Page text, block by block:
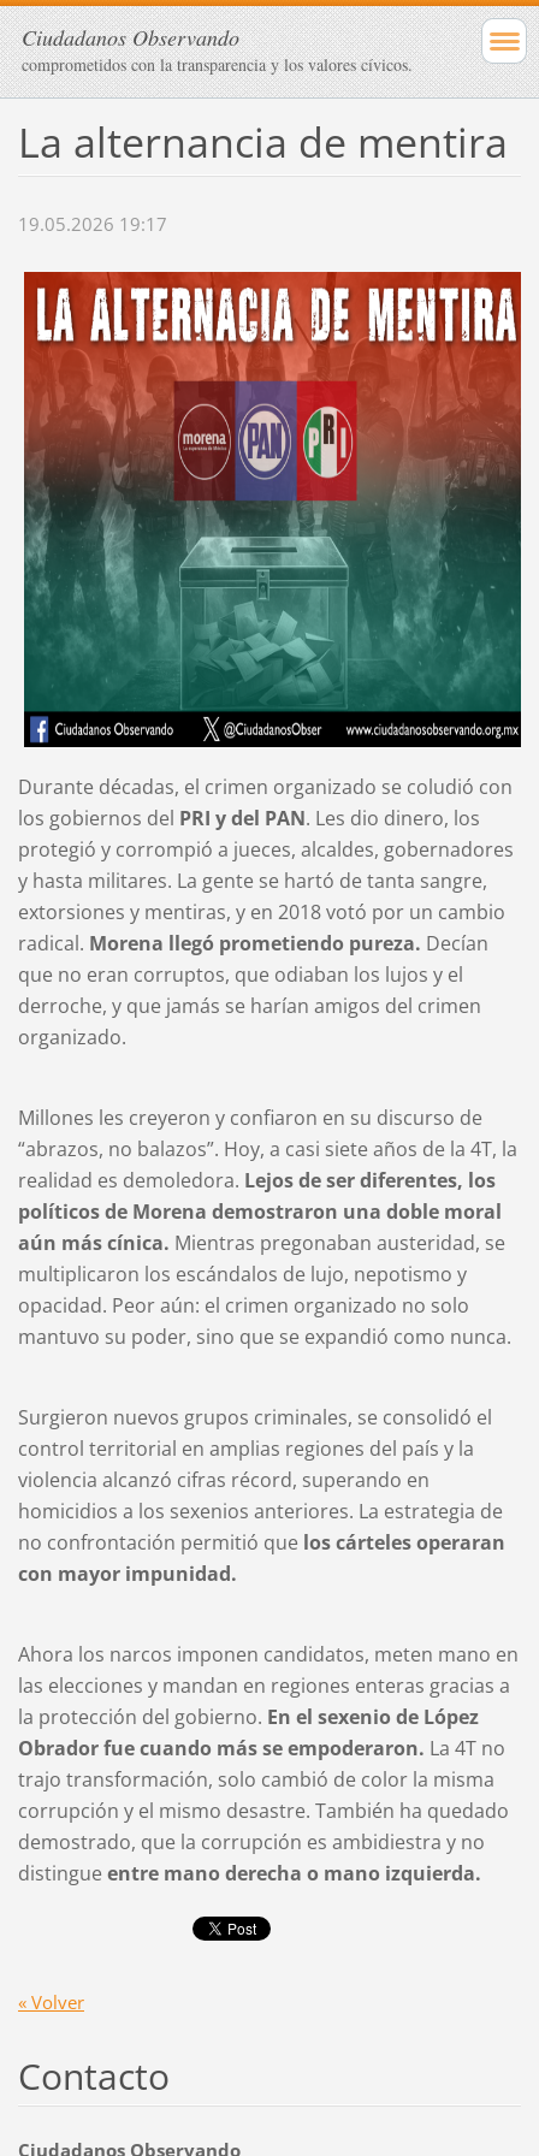
Ciudadanos Observando
comprometidos con la transparencia y los valores cívicos.
La alternancia de mentira
19.05.2026 19:17
Durante décadas, el crimen organizado se coludió con
los gobiernos del PRI y del PAN. Les dio dinero, los
protegió y corrompió a jueces, alcaldes, gobernadores
y hasta militares. La gente se hartó de tanta sangre,
extorsiones y mentiras, y en 2018 votó por un cambio
radical. Morena llegó prometiendo pureza. Decían
que no eran corruptos, que odiaban los lujos y el
derroche, y que jamás se harían amigos del crimen
organizado.
Millones les creyeron y confiaron en su discurso de
“abrazos, no balazos”. Hoy, a casi siete años de la 4T, la
realidad es demoledora. Lejos de ser diferentes, los
políticos de Morena demostraron una doble moral
aún más cínica. Mientras pregonaban austeridad, se
multiplicaron los escándalos de lujo, nepotismo y
opacidad. Peor aún: el crimen organizado no solo
mantuvo su poder, sino que se expandió como nunca.
Surgieron nuevos grupos criminales, se consolidó el
control territorial en amplias regiones del país y la
violencia alcanzó cifras récord, superando en
homicidios a los sexenios anteriores. La estrategia de
no confrontación permitió que los cárteles operaran
con mayor impunidad.
Ahora los narcos imponen candidatos, meten mano en
las elecciones y mandan en regiones enteras gracias a
la protección del gobierno. En el sexenio de López
Obrador fue cuando más se empoderaron. La 4T no
trajo transformación, solo cambió de color la misma
corrupción y el mismo desastre. También ha quedado
demostrado, que la corrupción es ambidiestra y no
distingue entre mano derecha o mano izquierda.
« Volver
Contacto
Ciudadanos Observando